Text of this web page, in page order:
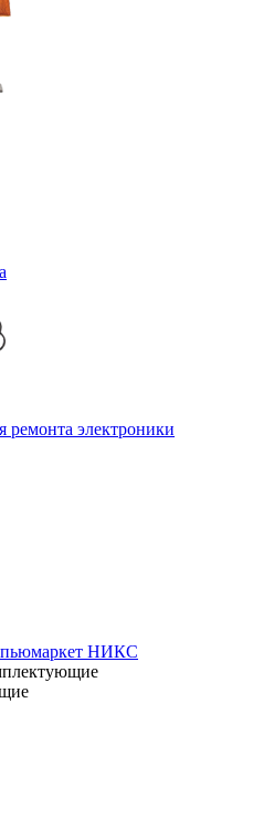
ремонта электроники
НИКС